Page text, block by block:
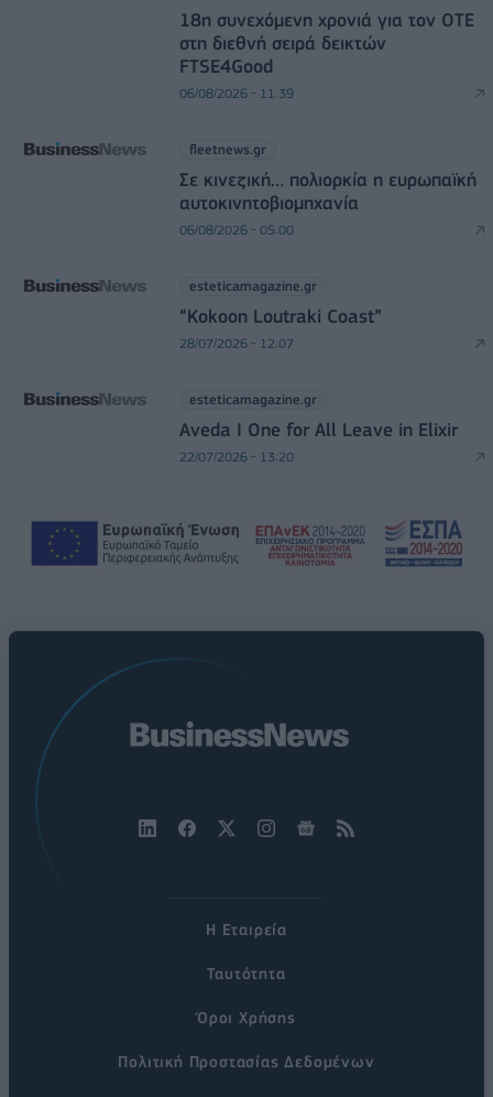
18η συνεχόμενη χρονιά για τον ΟΤΕ
στη διεθνή σειρά δεικτών
FTSE4Good
06/08/2026 - 11:39
fleetnews.gr
Σε κινεζική… πολιορκία η ευρωπαϊκή
αυτοκινητοβιομηχανία
06/08/2026 - 05:00
esteticamagazine.gr
“Kokoon Loutraki Coast”
28/07/2026 - 12:07
esteticamagazine.gr
Aveda I One for All Leave in Elixir
22/07/2026 - 13:20
Η Εταιρεία
Ταυτότητα
Όροι Χρήσης
Πολιτική Προστασίας Δεδομένων